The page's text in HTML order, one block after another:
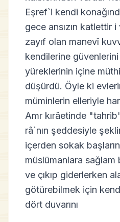
Eşref`i kendi
gece ansızın katlettir
zayıf olan manevî
kendilerine
yüreklerinin içine
düşürdü. Öyle ki
müminlerin elleriyle
Amr kırâetinde
râ`nın şeddesiyle
içerden sokak
müslümanlara sağlam
ve çıkıp giderlerken
götürebilmek için
dört duvarını